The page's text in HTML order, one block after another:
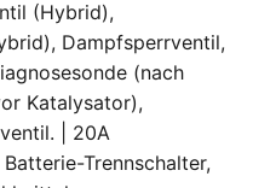
(Hybrid),
Dampfsperrventil,
(nach
Katalysator),
| 20A
Trennschalter,